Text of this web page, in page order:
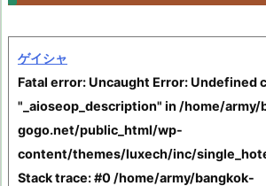
ゲイシャ
Fatal error: Uncaught Error: Undefined
"_aioseop_description" in /home/army/
gogo.net/public_html/wp-
content/themes/luxech/inc/
Stack trace: #0 /home/army/bangkok-